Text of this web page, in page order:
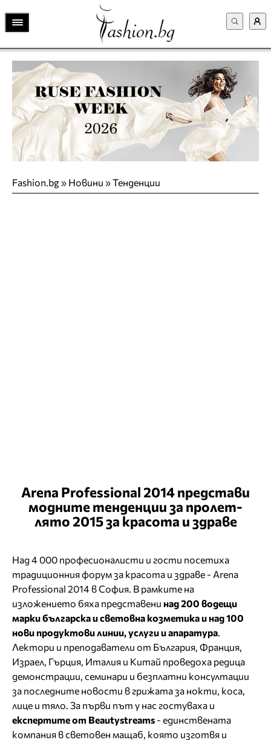
Fashion.bg» Новини »Тенденции
Arena Professional 2014 представи
модните тенденции за пролет-
лято 2015 за красота и здраве
Над 4 000 професионалисти и гости посетиха
традиционния форум за красота и здраве - Arena
Professional 2014 в София. В рамките на
изложението бяха представени над 200 водещи
марки българска и световна козметика и над 100
нови продуктови линии, услуги и апаратура
Лектори и преподаватели от България, Франция,
Израел, Гърция, Италия и Китай проведоха редица
демонстрации, семинари и безплатни консултации
за последните новости в грижата за нокти, коса,
лице и тяло. За първи път у нас гостуваха и
експертите от Beautystreams - единствената
компания в световен мащаб, която изготвя и